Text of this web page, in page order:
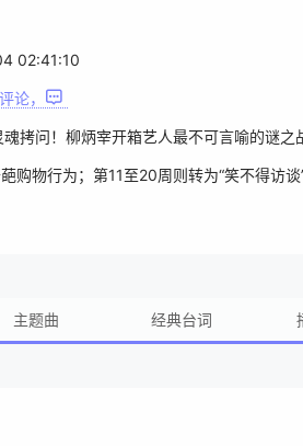
02:41:10
论，
魂拷问！柳炳宰开箱艺人最不可言喻的谜
购物行为；第11至20周则转为“笑不得
主题曲 经典台词